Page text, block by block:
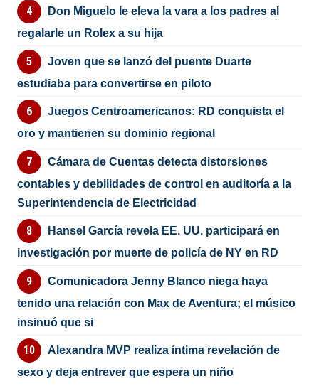
Don Miguelo le eleva la vara a los padres al
regalarle un Rolex a su hija
Joven que se lanzó del puente Duarte
estudiaba para convertirse en piloto
Juegos Centroamericanos: RD conquista el
oro y mantienen su dominio regional
Cámara de Cuentas detecta distorsiones
contables y debilidades de control en auditoría a la
Superintendencia de Electricidad
Hansel García revela EE. UU. participará en
investigación por muerte de policía de NY en RD
Comunicadora Jenny Blanco niega haya
tenido una relación con Max de Aventura; el músico
insinuó que si
Alexandra MVP realiza íntima revelación de
sexo y deja entrever que espera un niño